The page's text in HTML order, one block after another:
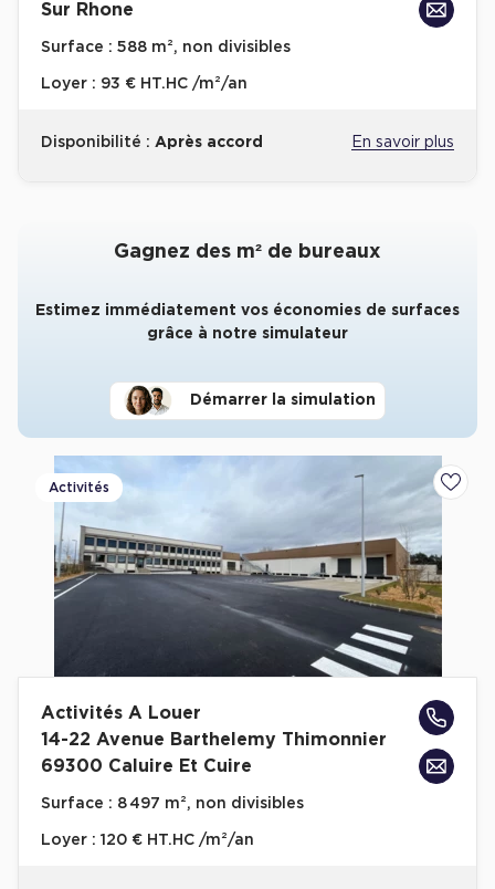
Sur Rhone
Surface : 588 m², non divisibles
Loyer : 93 € HT.HC /m²/an
Disponibilité : Après accord En savoir plus
Gagnez des m² de bureaux
Estimez immédiatement vos économies de surfaces
grâce à notre simulateur
Démarrer la simulation
Activités
Activités A Louer
14-22 Avenue Barthelemy Thimonnier
69300 Caluire Et Cuire
Surface : 8 497 m², non divisibles
Loyer : 120 € HT.HC /m²/an